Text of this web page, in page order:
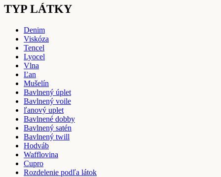
TYP LÁTKY
Denim
Viskóza
Tencel
Lyocel
Vlna
Ľan
Mušelín
Bavlnený úplet
Bavlnený voile
ľanový uplet
Bavlnené dobby
Bavlnený satén
Bavlnený twill
Hodváb
Wafflovina
Cupro
Rozdelenie podľa látok